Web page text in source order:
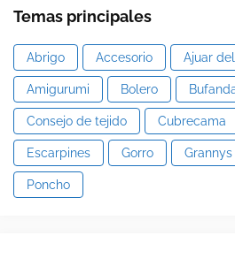
Temas principales
Abrigo Accesorio Ajuar
Amigurumi Bolero
Consejo de tejido Cubrecama
Escarpines Gorro Grannys
Poncho